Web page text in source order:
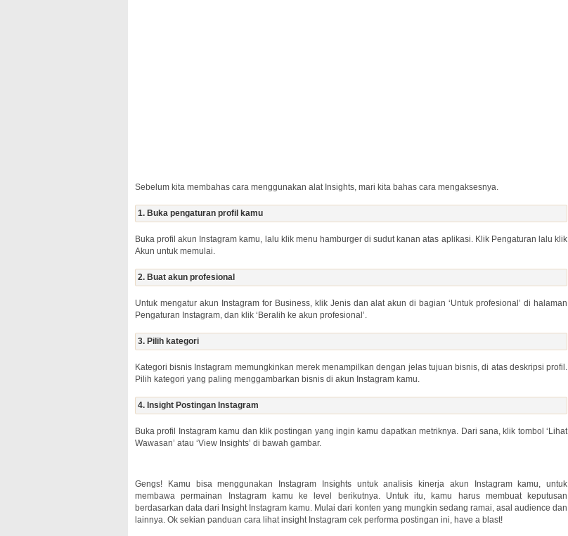
Sebelum kita membahas cara menggunakan alat Insights, mari kita bahas cara mengaksesnya.
1. Buka pengaturan profil kamu
Buka profil akun Instagram kamu, lalu klik menu hamburger di sudut kanan atas aplikasi. Klik Pengaturan lalu klik
Akun untuk memulai.
2. Buat akun profesional
Untuk mengatur akun Instagram for Business, klik Jenis dan alat akun di bagian ‘Untuk profesional’ di halaman
Pengaturan Instagram, dan klik ‘Beralih ke akun profesional’.
3. Pilih kategori
Kategori bisnis Instagram memungkinkan merek menampilkan dengan jelas tujuan bisnis, di atas deskripsi profil.
Pilih kategori yang paling menggambarkan bisnis di akun Instagram kamu.
4. Insight Postingan Instagram
Buka profil Instagram kamu dan klik postingan yang ingin kamu dapatkan metriknya. Dari sana, klik tombol ‘Lihat
Wawasan’ atau ‘View Insights’ di bawah gambar.
Gengs! Kamu bisa menggunakan Instagram Insights untuk analisis kinerja akun Instagram kamu, untuk
membawa permainan Instagram kamu ke level berikutnya. Untuk itu, kamu harus membuat keputusan
berdasarkan data dari Insight Instagram kamu. Mulai dari konten yang mungkin sedang ramai, asal audience dan
lainnya. Ok sekian panduan cara lihat insight Instagram cek performa postingan ini, have a blast!